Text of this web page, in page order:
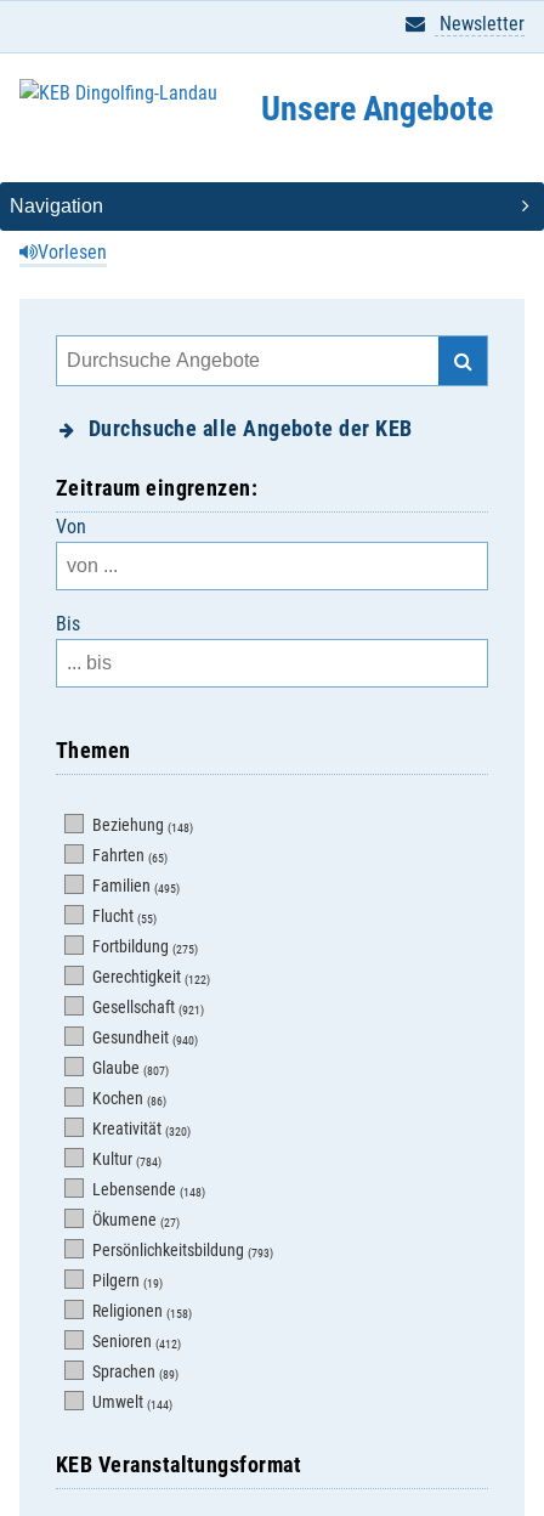
Vorlesen
Newsletter
Unsere Angebote
Durchsuche alle Angebote der KEB
Zeitraum eingrenzen:
Von
Bis
Themen
Beziehung (148)
Fahrten (65)
Familien (495)
Flucht (55)
Fortbildung (275)
Gerechtigkeit (122)
Gesellschaft (921)
Gesundheit (940)
Glaube (807)
Kochen (86)
Kreativität (320)
Kultur (784)
Lebensende (148)
Ökumene (27)
Persönlichkeitsbildung (793)
Pilgern (19)
Religionen (158)
Senioren (412)
Sprachen (89)
Umwelt (144)
KEB Veranstaltungsformat